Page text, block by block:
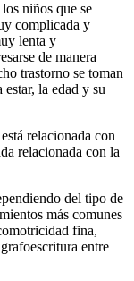
niños que se
complicada y
lenta y
de manera
trastorno se toman
la edad y su
relacionada con
relacionada con la
del tipo de
más comunes
fina,
entre